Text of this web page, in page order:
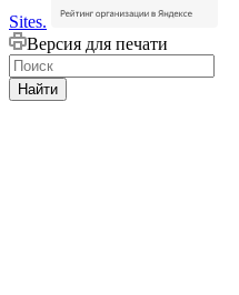
Sites.
Версия для печати
Найти